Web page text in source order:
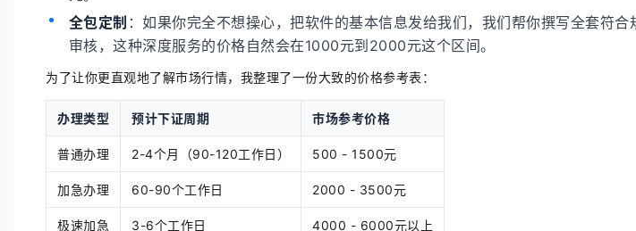
全包定制 ：如果你完全不想操心，把软件的基本信息发给我们，我们帮你撰写全套符
审核，这种深度服务的价格自然会在1000元到2000元这个区间。
为了让你更直观地了解市场行情，我整理了一份大致的价格参考表：
办理类型 预计下证周期 市场参考价格
普通办理 2-4个月（90-120工作日） 500 - 1500元
加急办理 60-90个工作日 2000 - 3500元
极速加急 3-6个工作日 4000 - 6000元以上